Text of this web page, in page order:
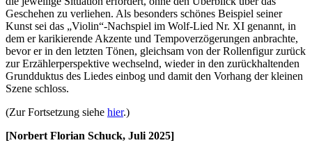
Geschehen zu verliehen. Als besonders schönes Beispiel seiner
Kunst sei das „Violin“-Nachspiel im Wolf-Lied Nr. XI genannt, in
dem er karikierende Akzente und Tempoverzögerungen anbrachte,
bevor er in den letzten Tönen, gleichsam von der Rollenfigur zurück
zur Erzählerperspektive wechselnd, wieder in den zurückhaltenden
Grundduktus des Liedes einbog und damit den Vorhang der kleinen
Szene schloss.
(Zur Fortsetzung siehe hier.)
[Norbert Florian Schuck, Juli 2025]